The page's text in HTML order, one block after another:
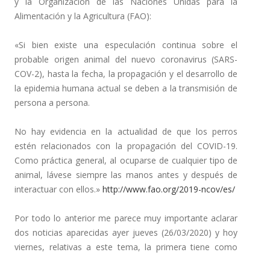
Alimentación y la Agricultura (FAO):
«Si bien existe una especulación continua sobre el
probable origen animal del nuevo coronavirus (SARS-
COV-2), hasta la fecha, la propagación y el desarrollo de
la epidemia humana actual se deben a la transmisión de
persona a persona.
No hay evidencia en la actualidad de que los perros
estén relacionados con la propagación del COVID-19.
Como práctica general, al ocuparse de cualquier tipo de
animal, lávese siempre las manos antes y después de
interactuar con ellos.» http://www.fao.org/2019-ncov/es/
Por todo lo anterior me parece muy importante aclarar
dos noticias aparecidas ayer jueves (26/03/2020) y hoy
viernes, relativas a este tema, la primera tiene como